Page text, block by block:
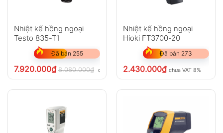
Nhiệt kế hồng ngoại
Testo 835-T1
Đã bán 255
7.920.000₫ 8.080.000₫ chưa VAT 8%
Nhiệt kế hồng ngoại
Hioki FT3700-20
Đã bán 273
2.430.000₫ chưa VAT 8%